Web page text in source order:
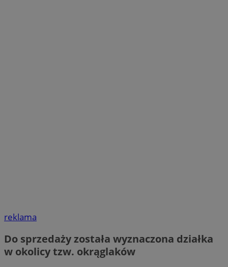
reklama
Do sprzedaży została wyznaczona działka
w okolicy tzw. okrąglaków